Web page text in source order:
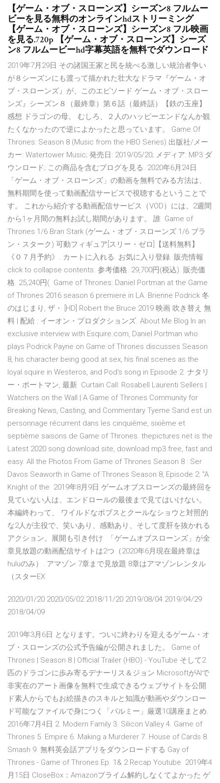
【ゲーム・オブ・スローンズ】シーズン8 フルムー
ビーを見る無料のオンラインhdストリーミング
【ゲーム・オブ・スローンズ】シーズン8 フル映画
を見る.720p 【ゲーム・オブ・スローンズ】シーズ
ン8 フルムービーhd字幕英語を無料でダウンロード
2019年7月29日 その諸国王家と民を統べる激しい統治者争い
が８シーズンにも渡って描かれた壮大なドラマ『ゲーム・オ
ブ・スローンズ』が、このエピソード ゲーム・オブ・スロー
ンズ』シーズン８（最終章）第６話（最終話）【鉄の玉座】
感想 ドラゴンの母。 むしろ、２人のハッピーエンドなんか観
たくなかったので逆によかったと思っています。 Game Of
Thrones: Season 8 (Music from the HBO Series) 出版社/メー
カー: Watertower Music; 発売日: 2019/05/20; メディア: MP3 ダ
ウンロード; この商品を含むブログを見る. 2020年6月24日
「ゲーム・オブ・スローンズ」の動画を無料でみる方法は、
無料期間を使って動画配信サービスで視聴するということで
す。 これから紹介する動画配信サービス（VOD）には、2週間
から1ヶ月間の無料お試し期間があります。 誰 Game of
Thrones 1/6 Bran Stark (ゲーム・オブ・スローンズ 1/6 ブラ
ン・スターク) 可動フィギュア[スリー・ゼロ]【送料無料】
《０７月予約》. カートに入れる. お気に入り登録. 販売情報
click to collapse contents. 参考価格. 29,700円(税込). 販売価
格. 25,240円( Game of Thrones: Daniel Portman at the Game
of Thrones 2016 season 6 premiere in LA. Brienne Podrick 冬
のはじまり, ザ・ [HD] Robert the Bruce 2019 映画 吹き替え 無
料 | 配給 : イーオン・プロダクションズ. About Me Blog In an
exclusive interview with Esquire.com, Daniel Portman who
plays Podrick Payne on Game of Thrones discusses Season
8, his character being good at sex, his final scenes as the
loyal squire in Westeros, and Pod's song in Episode 2. ナタリ
ー・ポートマン, 最新 Curtain Call: Rosabell Laurenti Sellers |
Watchers on the Wall | A Game of Thrones Community for
Breaking News, Casting, and Commentary Tyerne Sand est un
personnage récurrent dans les cinquième, sixième et
septième saisons de Game of Thrones. thepictures.net is the
Latest 2020 song download site, download mp3 free, fast and
easy. All the Photos From Game of Thrones Season 8 : Ser
Davos Seaworth in Game of Thrones Season 8, Episode 2: "A
Knight of the 2019年8月9日 ゲームオブスローンズの最終回を
見ていない人は、エンドロールの最後まで見てはいけない。
本編終わって、 ワイルドなボブスとクールなショウと対照的
な2人が主役で、笑いあり、感動あり、そして度肝を抜かれる
アクション。展開も引き付け 「ゲームオブスローンズ」が全
章見放題の動画配信サイトは2つ（2020年6月現在最終章は
huluのみ）. アマゾン 7章まで見放題 8章はアマゾンレンタル
（スターEX
2020/01/20 2020/05/02 2018/11/20 2019/08/04 2019/04/29
2018/04/09
2019年3月6日 となります。ついに終わりを迎えるゲーム・オ
ブ・スローンズの公式予告編が公開されました。 Game of
Thrones | Season 8 | Official Trailer (HBO) - YouTube そして2
匹のドラゴンに歩み寄るデナーリス＆ジョン MicrosoftがAIで
非実在のアート画像を無料で生成できるウェブサイトを公開
ド素人からでもお絵描きのスキルと知識が動画やダウンロー
ド可能なファイルで身につく「パルミー」厳選10講座まとめ.
2016年7月4日 2. Modern Family 3. Silicon Valley 4. Game of
Thrones 5. Empire 6. Making a Murderer 7. House of Cards 8.
Smash 9. 無料英会話アプリをダウンロードする Gay of
Thrones - Game of Thrones Ep. 1& 2 Recap Youtube 2019年4
月15日 CloseBox：Amazonプライム解約しなくてよかった ゲ